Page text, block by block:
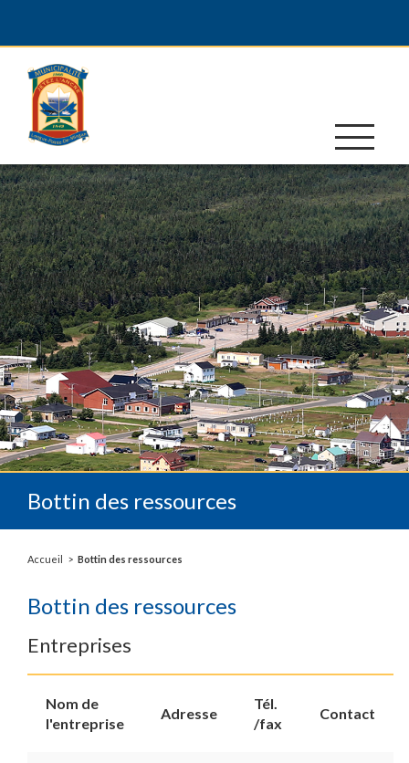
Bottin des ressources
Accueil Bottin des ressources
Bottin des ressources
Entreprises
Nom de
l'entreprise
Adresse
Tél.
/fax
Contact